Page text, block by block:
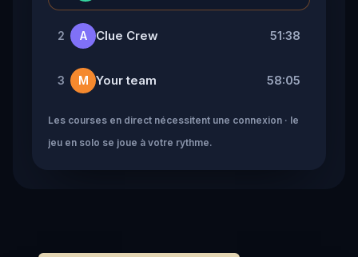
2 A Clue Crew 51:38
3 M Your team 58:05
Les courses en direct nécessitent une connexion · le
jeu en solo se joue à votre rythme.